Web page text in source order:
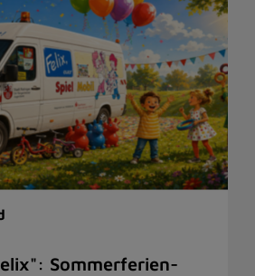
Sommerferien-